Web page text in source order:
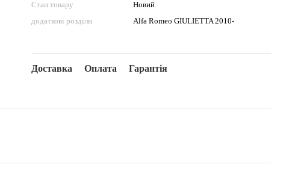
Стан товару
Новий
додаткові розділи
Alfa Romeo GIULIETTA 2010-
Доставка Оплата Гарантія